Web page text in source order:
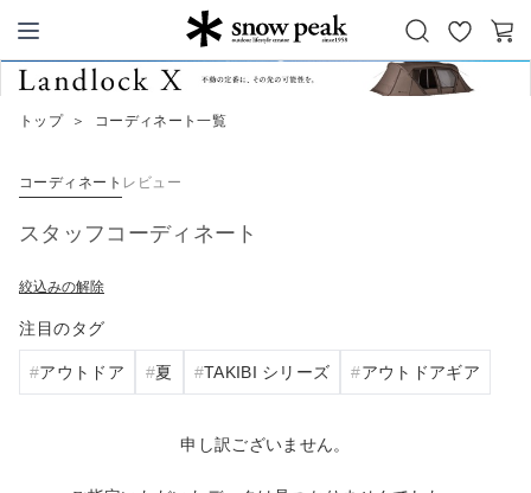
Snow Peak
お
気
カ
トップ ＞ コーディネート一覧
コーディネート レビュー
スタッフコーディネート
絞込みの解除
注目のタグ
アウトドア 夏 TAKIBI シリーズ アウトドアギア
申し訳ございません。